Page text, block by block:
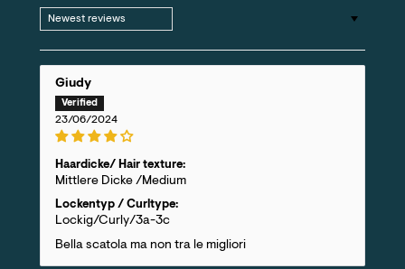
Sort by
Giudy
23/06/2024
Haardicke/ Hair texture:
Mittlere Dicke /Medium
Lockentyp / Curltype:
Lockig/Curly/3a-3c
Bella scatola ma non tra le migliori